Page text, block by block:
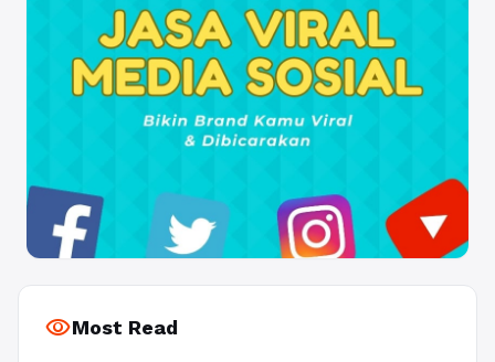
visibilityMost Read